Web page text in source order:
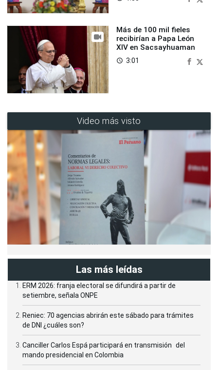
Más de 100 mil fieles
recibirían a Papa León
XIV en Sacsayhuaman
access_time 3:01
Video más visto
Las más leídas
ERM 2026: franja electoral se difundirá a partir de
setiembre, señala ONPE
Reniec: 70 agencias abrirán este sábado para trámites
de DNI ¿cuáles son?
Canciller Carlos Espá participará en transmisión del
mando presidencial en Colombia